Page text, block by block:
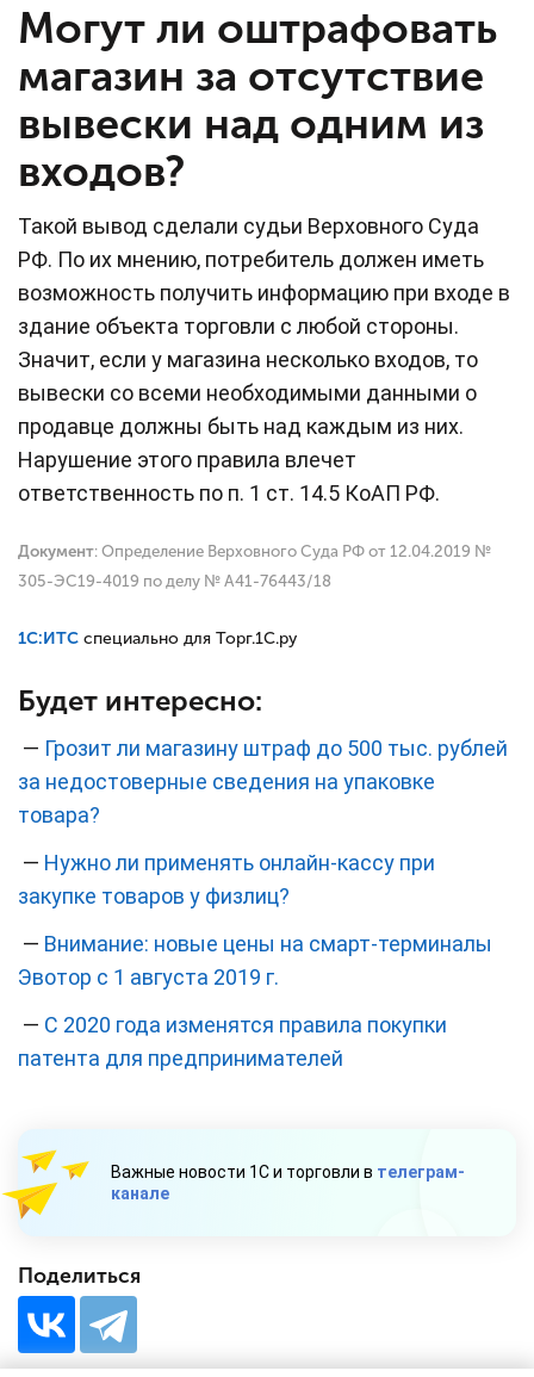
Могут ли оштрафовать
магазин за отсутствие
вывески над одним из
входов?
Такой вывод сделали судьи Верховного Суда
РФ. По их мнению, потребитель должен иметь
возможность получить информацию при входе в
здание объекта торговли с любой стороны.
Значит, если у магазина несколько входов, то
вывески со всеми необходимыми данными о
продавце должны быть над каждым из них.
Нарушение этого правила влечет
ответственность по п. 1 ст. 14.5 КоАП РФ.
Документ:Определение Верховного Суда РФ от 12.04.2019 №
305-ЭС19-4019 по делу № А41-76443/18
1С:ИТС специально для Торг.1С.ру
Будет интересно:
— Грозит ли магазину штраф до 500 тыс. рублей
за недостоверные сведения на упаковке
товара?
— Нужно ли применять онлайн-кассу при
закупке товаров у физлиц?
— Внимание: новые цены на смарт-терминалы
Эвотор с 1 августа 2019 г.
— С 2020 года изменятся правила покупки
патента для предпринимателей
Важные новости 1С и торговли в телеграм-
канале
Поделиться